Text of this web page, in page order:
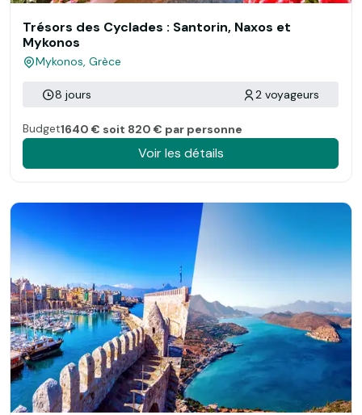
Trésors des Cyclades : Santorin, Naxos et
Mykonos
Mykonos, Grèce
8 jours 2 voyageurs
Budget1640 € soit 820 € par personne
Voir les détails